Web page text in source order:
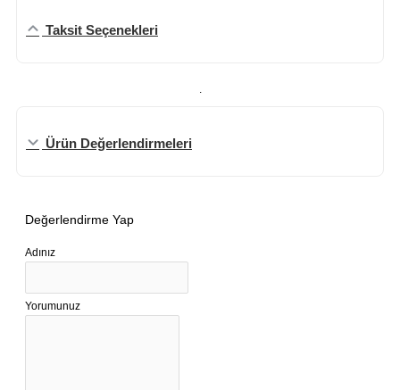
Taksit Seçenekleri
.
Ürün Değerlendirmeleri
Değerlendirme Yap
Adınız
Yorumunuz